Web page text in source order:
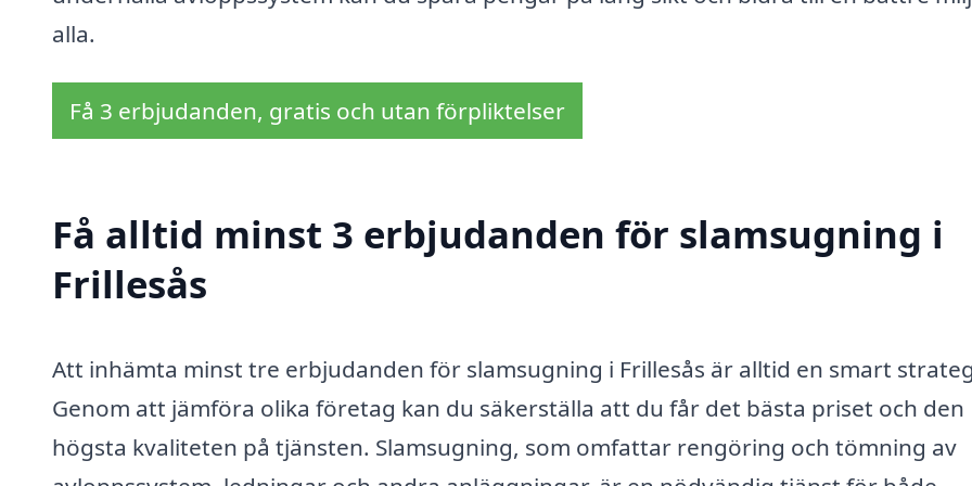
alla.
Få 3 erbjudanden, gratis och utan förpliktelser
Få alltid minst 3 erbjudanden för slamsugning i
Frillesås
Att inhämta minst tre erbjudanden för slamsugning i Frillesås är alltid en smart
Genom att jämföra olika företag kan du säkerställa att du får det bästa priset och den
högsta kvaliteten på tjänsten. Slamsugning, som omfattar rengöring och tömning av